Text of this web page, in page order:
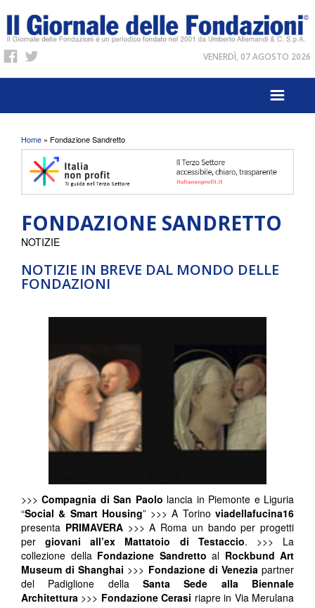
VENERDÌ, 07 AGOSTO 2026
Tu sei qui
Home » Fondazione Sandretto
FONDAZIONE SANDRETTO
NOTIZIE IN BREVE DAL MONDO DELLE
FONDAZIONI
NOTIZIE
>>>Compagnia di San Paolo lancia in Piemonte e Liguria
“Social & Smart Housing” >>> A Torinoviadellafucina16
presenta PRIMAVERA>>> A Roma un bando per progetti
pergiovani all’ex Mattatoio di Testaccio. >>> La
collezione della Fondazione Sandretto al Rockbund Art
Museum di Shanghai >>> Fondazione di Veneziapartner
del Padiglione della Santa Sede alla Biennale
Architettura >>> Fondazione Cerasi riapre in Via Merulana